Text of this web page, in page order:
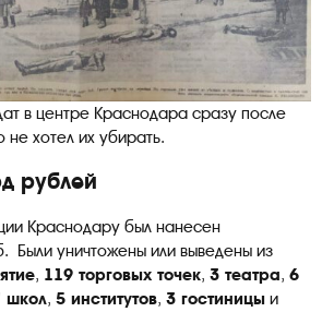
в центре Краснодара сразу после
хотел их убирать.
рублей
Краснодару был нанесен
Были уничтожены или выведены из
, 119 торговых точек, 3 театра, 6
школ, 5 институтов, 3 гостиницы и